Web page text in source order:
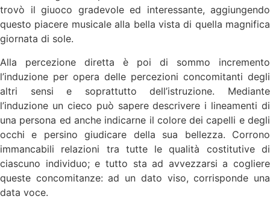
trovò il giuoco gradevole ed interessante, aggiungendo
questo piacere musicale alla bella vista di quella magnifica
giornata di sole.
Alla percezione diretta è poi di sommo incremento
l’induzione per opera delle percezioni concomitanti degli
altri sensi e soprattutto dell’istruzione. Mediante
l’induzione un cieco può sapere descrivere i lineamenti di
una persona ed anche indicarne il colore dei capelli e degli
occhi e persino giudicare della sua bellezza. Corrono
immancabili relazioni tra tutte le qualità costitutive di
ciascuno individuo; e tutto sta ad avvezzarsi a cogliere
queste concomitanze: ad un dato viso, corrisponde una
data voce.